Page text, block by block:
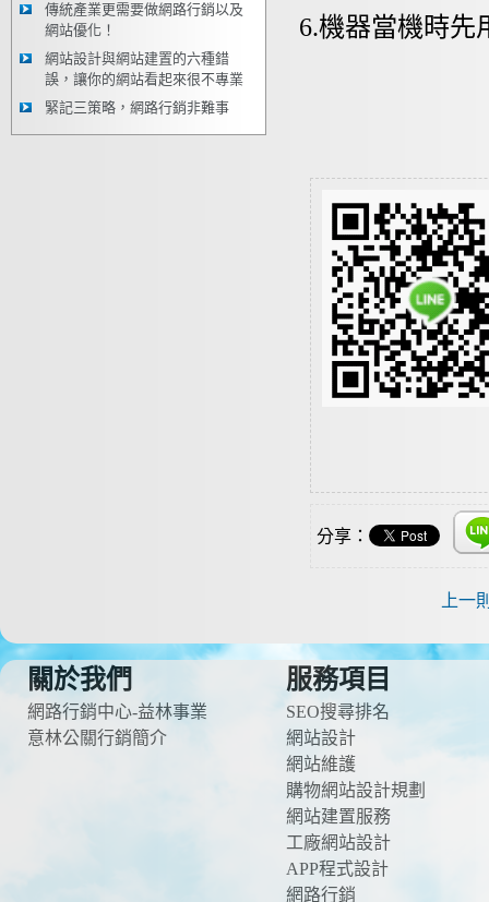
傳統產業更需要做網路行銷以及
網站優化！
網站設計與網站建置的六種錯
誤，讓你的網站看起來很不專業
緊記三策略，網路行銷非難事
6.機器當機時先
分享：
上一
關於我們
網路行銷中心-益林事業
意林公關行銷簡介
服務項目
SEO搜尋排名
網站設計
網站維護
購物網站設計規劃
網站建置服務
工廠網站設計
APP程式設計
網路行銷